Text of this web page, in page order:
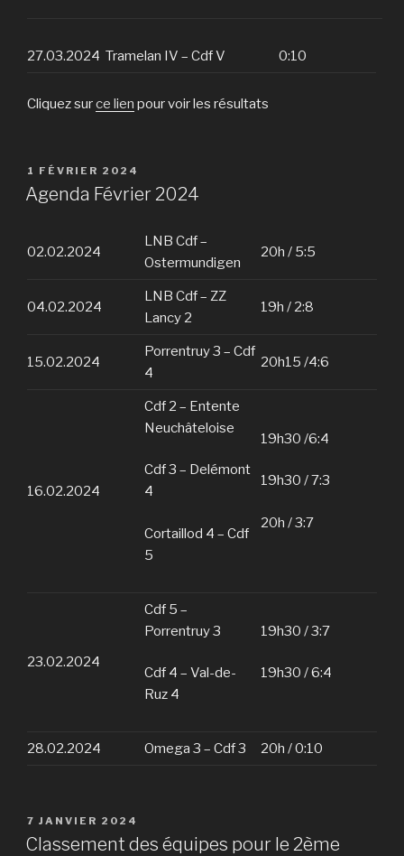
27.03.2024 Tramelan IV – Cdf V 0:10
Cliquez surce lien pour voir les résultats
PUBLIÉ
LE
1 FÉVRIER 2024
Agenda Février 2024
02.02.2024
LNB Cdf –
Ostermundigen
20h / 5:5
04.02.2024
LNB Cdf – ZZ
Lancy 2
19h / 2:8
15.02.2024
Porrentruy 3 – Cdf
4
20h15 /4:6
16.02.2024
Cdf 2 – Entente
Neuchâteloise
Cdf 3 – Delémont
4
Cortaillod 4 – Cdf
5
19h30 /6:4
19h30 / 7:3
20h / 3:7
23.02.2024
Cdf 5 –
Porrentruy 3
Cdf 4 – Val-de-
Ruz 4
19h30 / 3:7
19h30 / 6:4
28.02.2024 Omega 3 – Cdf 3 20h / 0:10
PUBLIÉ
LE
7 JANVIER 2024
Classement des équipes pour le 2ème